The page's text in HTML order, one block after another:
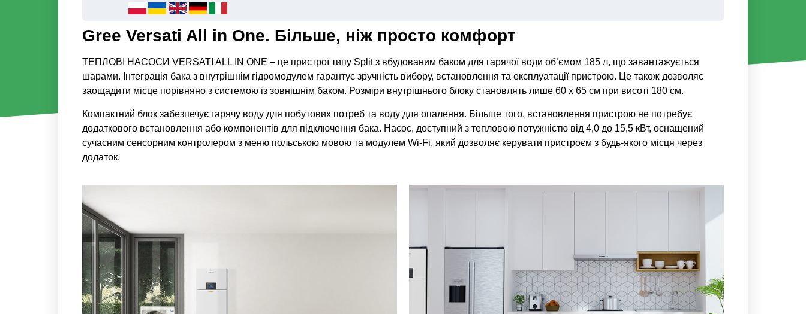
Gree Versati All in One. Більше, ніж просто комфорт
ТЕПЛОВІ НАСОСИ VERSATI ALL IN ONE – це пристрої типу Split з вбудованим баком для гарячої води об’ємом 185 л, що завантажується
шарами. Інтеграція бака з внутрішнім гідромодулем гарантує зручність вибору, встановлення та експлуатації пристрою. Це також дозволяє
заощадити місце порівняно з системою із зовнішнім баком. Розміри внутрішнього блоку становлять лише 60 x 65 см при висоті 180 см.
Компактний блок забезпечує гарячу воду для побутових потреб та воду для опалення. Більше того, встановлення пристрою не потребує
додаткового встановлення або компонентів для підключення бака. Насос, доступний з тепловою потужністю від 4,0 до 15,5 кВт, оснащений
сучасним сенсорним контролером з меню польською мовою та модулем Wi-Fi, який дозволяє керувати пристроєм з будь-якого місця через
додаток.